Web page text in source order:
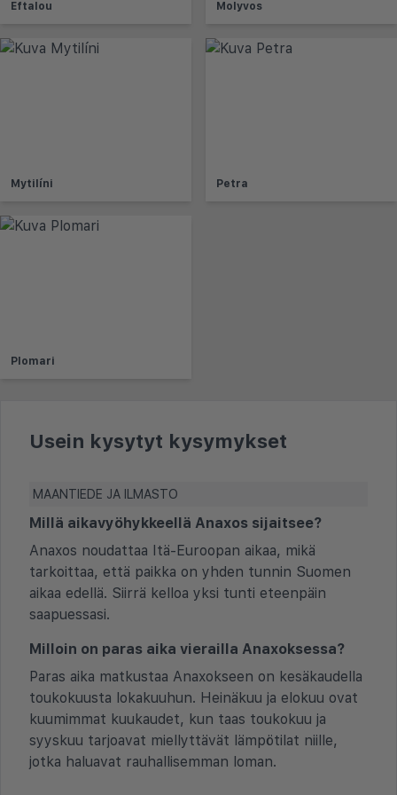
Eftalou Molyvos
Mytilíni Petra
Plomari
Usein kysytyt kysymykset
MAANTIEDE JA ILMASTO
Millä aikavyöhykkeellä Anaxos sijaitsee?
Anaxos noudattaa Itä-Euroopan aikaa, mikä
tarkoittaa, että paikka on yhden tunnin Suomen
aikaa edellä. Siirrä kelloa yksi tunti eteenpäin
saapuessasi.
Milloin on paras aika vierailla Anaxoksessa?
Paras aika matkustaa Anaxokseen on kesäkaudella
toukokuusta lokakuuhun. Heinäkuu ja elokuu ovat
kuumimmat kuukaudet, kun taas toukokuu ja
syyskuu tarjoavat miellyttävät lämpötilat niille,
jotka haluavat rauhallisemman loman.